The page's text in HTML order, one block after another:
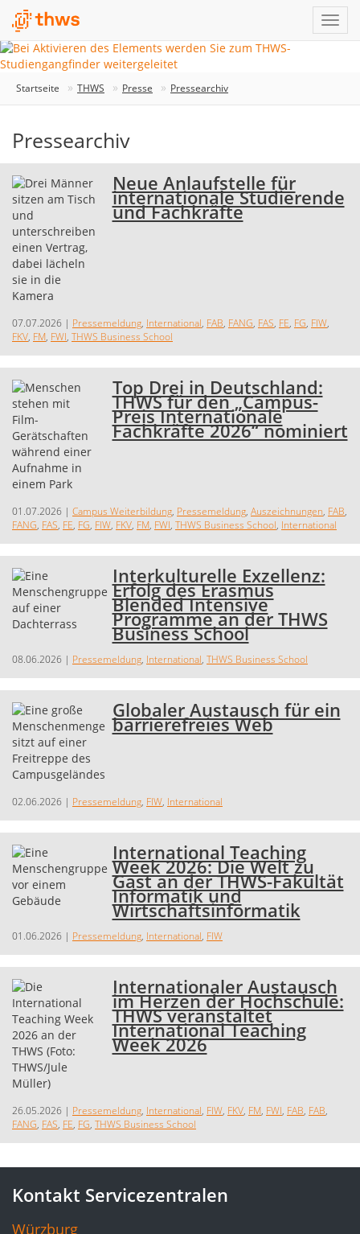
Startseite THWS Presse Pressearchiv
Pressearchiv
Neue Anlaufstelle für
internationale Studierende
und Fachkräfte
07.07.2026 | Pressemeldung, International, FAB, FANG, FAS, FE, FG, FIW,
FKV, FM, FWI, THWS Business School
Top Drei in Deutschland:
THWS für den „Campus-
Preis Internationale
Fachkräfte 2026“ nominiert
01.07.2026 | Campus Weiterbildung, Pressemeldung, Auszeichnungen, FAB,
FANG, FAS, FE, FG, FIW, FKV, FM, FWI, THWS Business School, International
Interkulturelle Exzellenz:
Erfolg des Erasmus
Blended Intensive
Programme an der THWS
Business School
08.06.2026 | Pressemeldung, International, THWS Business School
Globaler Austausch für ein
barrierefreies Web
02.06.2026 | Pressemeldung, FIW, International
International Teaching
Week 2026: Die Welt zu
Gast an der THWS-Fakultät
Informatik und
Wirtschaftsinformatik
01.06.2026 | Pressemeldung, International, FIW
Internationaler Austausch
im Herzen der Hochschule:
THWS veranstaltet
International Teaching
Week 2026
26.05.2026 | Pressemeldung, International, FIW, FKV, FM, FWI, FAB, FAB,
FANG, FAS, FE, FG, THWS Business School
Kontakt Servicezentralen
Würzburg